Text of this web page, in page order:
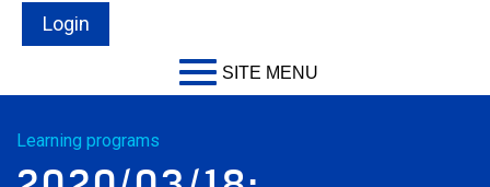
Login
SITE MENU
Learning programs